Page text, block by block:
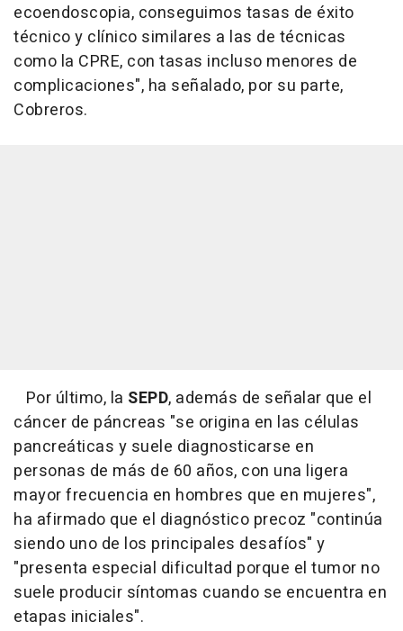
ecoendoscopia, conseguimos tasas de éxito
técnico y clínico similares a las de técnicas
como la CPRE, con tasas incluso menores de
complicaciones", ha señalado, por su parte,
Cobreros.
Por último, la SEPD, además de señalar que el
cáncer de páncreas "se origina en las células
pancreáticas y suele diagnosticarse en
personas de más de 60 años, con una ligera
mayor frecuencia en hombres que en mujeres",
ha afirmado que el diagnóstico precoz "continúa
siendo uno de los principales desafíos" y
"presenta especial dificultad porque el tumor no
suele producir síntomas cuando se encuentra en
etapas iniciales".